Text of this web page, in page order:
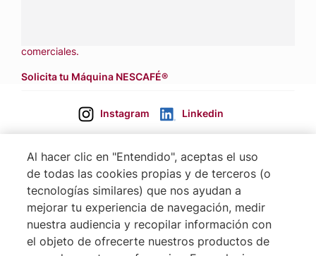
comerciales.
Solicita tu Máquina NESCAFÉ®
Instagram Linkedin
Footer
Terminos & Condiciones
Al hacer clic en "Entendido", aceptas el uso
de todas las cookies propias y de terceros (o
tecnologías similares) que nos ayudan a
mejorar tu experiencia de navegación, medir
nuestra audiencia y recopilar información con
el objeto de ofrecerte nuestros productos de